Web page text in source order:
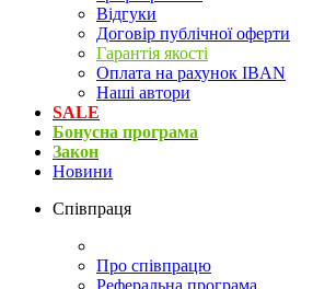
Відгуки
Договір публічної оферти
Гарантія якості
Оплата на рахунок IBAN
Наші автори
SALE
Бонусна програма
Закон
Новини
Співпраця
Про співпрацю